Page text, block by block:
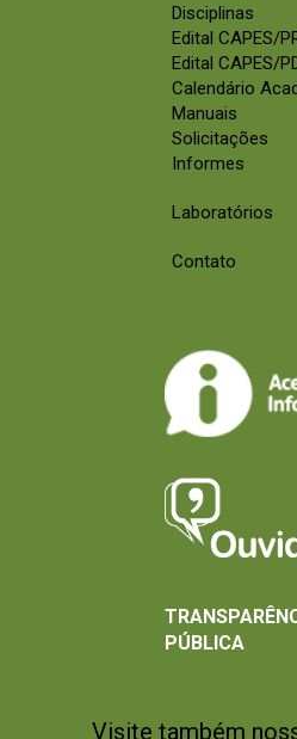
Disciplinas
Edital CAPES/
Edital CAPES/
Calendário
Manuais
Solicitações
Informes
Laboratórios
Contato
Visite também
PÚBLICA